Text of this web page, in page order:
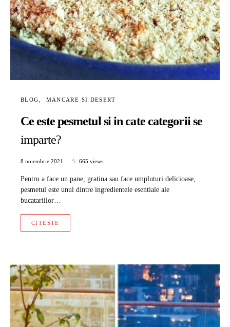
BLOG MANCARE SI DESERT
Ce este pesmetul si in cate categorii se
imparte?
8 noiembrie 2021 665 views
Pentru a face un pane, gratina sau face umpluturi delicioase,
pesmetul este unul dintre ingredientele esentiale ale
bucatariilor…
CITESTE